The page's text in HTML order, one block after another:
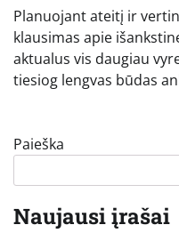
Planuojant ateitį ir
klausimas apie
aktualus vis daugiau
tiesiog lengvas būdas
Paieška
Naujausi įrašai